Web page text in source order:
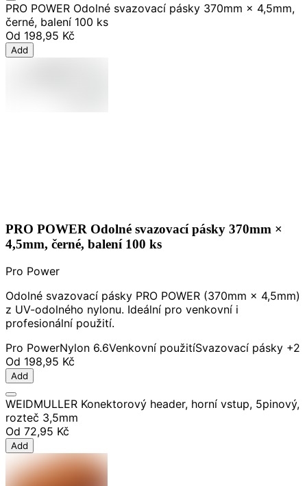
PRO POWER Odolné svazovací pásky 370mm × 4,5mm,
černé, balení 100 ks
Od 198,95 Kč
Add
PRO POWER Odolné svazovací pásky 370mm ×
4,5mm, černé, balení 100 ks
Pro Power
Odolné svazovací pásky PRO POWER (370mm × 4,5mm)
z UV-odolného nylonu. Ideální pro venkovní i
profesionální použití.
Pro PowerNylon 6.6Venkovní použitíSvazovací pásky +2
Od 198,95 Kč
Add
WEIDMULLER Konektorový header, horní vstup, 5pinový,
rozteč 3,5mm
Od 72,95 Kč
Add